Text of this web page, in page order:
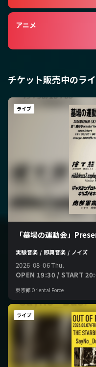
アニメ
チケット販売中のラ
ライブ
「墓場の運動会」
実験音楽 / 即興音楽 / ノイズ
2026-08-06 Thu.
OPEN 19:30 / START
東京都 Oriental Force
ライブ